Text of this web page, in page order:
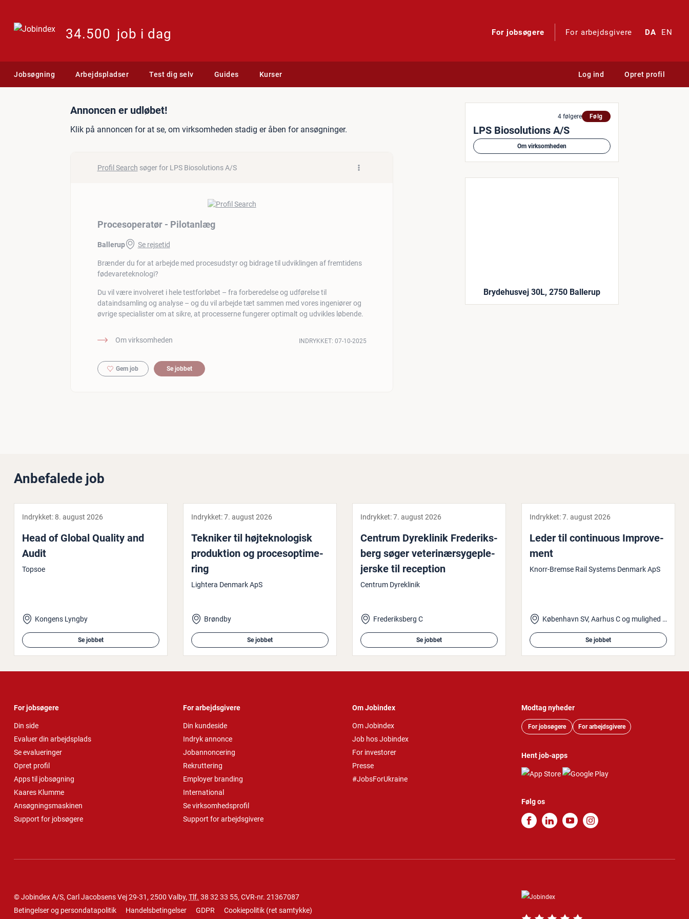
34.500 job i dag For jobsøgere For arbejdsgivere DA EN
Jobsøgning Arbejdspladser Test dig selv Guides Kurser Log ind Opret profil
Jobannonce: Procesoperatør - Pilotanlæg
Annoncen er udløbet!
Klik på annoncen for at se, om virksomheden stadig er åben for ansøgninger.
Profil Search søger for LPS Biosolutions A/S
Procesoperatør - Pilotanlæg
Ballerup Se rejsetid
Brænder du for at arbejde med procesudstyr og bidrage til udviklingen af fremtidens
fødevareteknologi?
Du vil være involveret i hele testforløbet – fra forberedelse og udførelse til
dataindsamling og analyse – og du vil arbejde tæt sammen med vores ingeniører og
øvrige specialister om at sikre, at processerne fungerer optimalt og udvikles løbende.
Om virksomheden INDRYKKET: 07-10-2025
Gem job Se jobbet
4 følgere Følg
LPS Biosolutions A/S
Om virksomheden
Brydehusvej 30L, 2750 Ballerup
Anbefalede job
Indrykket:8. august 2026
Head of Global Quality and
Audit
Topsoe
Kongens Lyngby
Se jobbet
Indrykket:7. august 2026
Tekniker til høj­tek­no­lo­gisk
pro­duk­tion og pro­ces­op­ti­me­
ring
Lightera Denmark ApS
Brøndby
Se jobbet
Indrykket:7. august 2026
Centrum Dy­r­e­kli­nik Fre­de­riks­
berg søger ve­te­ri­nær­sy­geple­
jer­ske til reception
Centrum Dyreklinik
Frederiksberg C
Se jobbet
Indrykket:7. august 2026
Leder til con­ti­nuous Im­prove­
ment
Knorr-Bremse Rail Systems Denmark ApS
København SV, Aarhus C og mulighed for hjemmearbejde
Se jobbet
For jobsøgere
Din side
Evaluer din arbejdsplads
Se evalueringer
Opret profil
Apps til jobsøgning
Kaares Klumme
Ansøgningsmaskinen
Support for jobsøgere
For arbejdsgivere
Din kundeside
Indryk annonce
Jobannoncering
Rekruttering
Employer branding
International
Se virksomhedsprofil
Support for arbejdsgivere
Om Jobindex
Om Jobindex
Job hos Jobindex
For investorer
Presse
#JobsForUkraine
Modtag nyheder
For jobsøgere For arbejdsgivere
Hent job-apps
Følg os
© Jobindex A/S, Carl Jacobsens Vej 29-31, 2500 Valby, Tlf. 38 32 33 55, CVR-nr. 21367087
Betingelser og persondatapolitik
Handelsbetingelser GDPR Cookiepolitik (ret samtykke)